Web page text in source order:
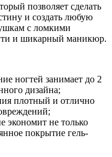
позволяет сделать
и создать любую
с ломкими
и шикарный маникюр.
ногтей занимает до 2
дизайна;
плотный и отлично
экономит не только
покрытие гель-